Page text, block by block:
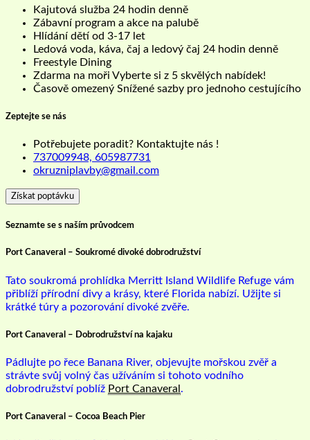
Kajutová služba 24 hodin denně
Zábavní program a akce na palubě
Hlídání dětí od 3-17 let
Ledová voda, káva, čaj a ledový čaj 24 hodin denně
Freestyle Dining
Zdarma na moři Vyberte si z 5 skvělých nabídek!
Časově omezený Snížené sazby pro jednoho cestujícího
Zeptejte se nás
Potřebujete poradit? Kontaktujte nás !
737009948, 605987731
okruzniplavby@gmail.com
Získat poptávku
Seznamte se s naším průvodcem
Port Canaveral – Soukromé divoké dobrodružství
Tato soukromá prohlídka Merritt Island Wildlife Refuge vám
přiblíží přírodní divy a krásy, které Florida nabízí. Užijte si
krátké túry a pozorování divoké zvěře.
Port Canaveral – Dobrodružství na kajaku
Pádlujte po řece Banana River, objevujte mořskou zvěř a
strávte svůj volný čas užíváním si tohoto vodního
dobrodružství poblíž Port Canaveral .
Port Canaveral – Cocoa Beach Pier